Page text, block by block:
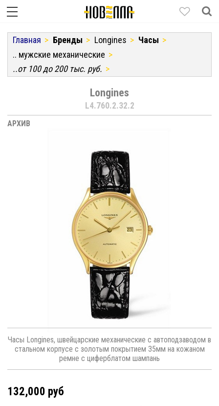
Главная Бренды Longines
Часы
.. мужские механические
..от 100 до 200 тыс. руб.
Longines
L4.760.2.32.2
АРХИВ
Часы Longines, швейцарские механические с автоподзаводом в
стальном корпусе с золотым покрытием 35мм на кожаном
ремне с циферблатом шампань
132,000 руб